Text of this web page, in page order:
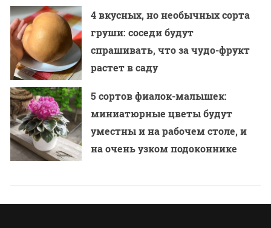
4 вкусных, но необычных сорта
груши: соседи будут
спрашивать, что за чудо-фрукт
растет в саду
5 сортов фиалок-малышек:
миниатюрные цветы будут
уместны и на рабочем столе, и
на очень узком подоконнике